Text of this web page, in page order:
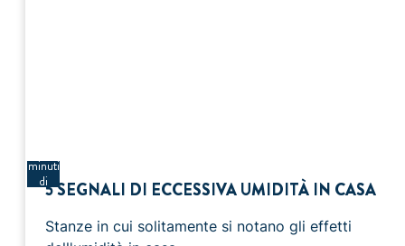
minuti
di
lettura
5 SEGNALI DI ECCESSIVA UMIDITÀ IN CASA
Stanze in cui solitamente si notano gli effetti